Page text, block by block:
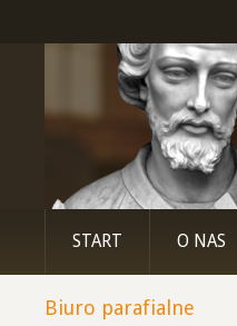
START O NAS
Biuro parafialne